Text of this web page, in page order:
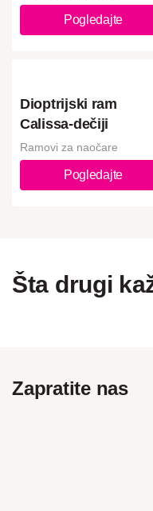
Pogledajte
Dioptrijski ram
Calissa-dečiji
Ramovi za naočare
Pogledajte
Šta drugi
Zapratite nas